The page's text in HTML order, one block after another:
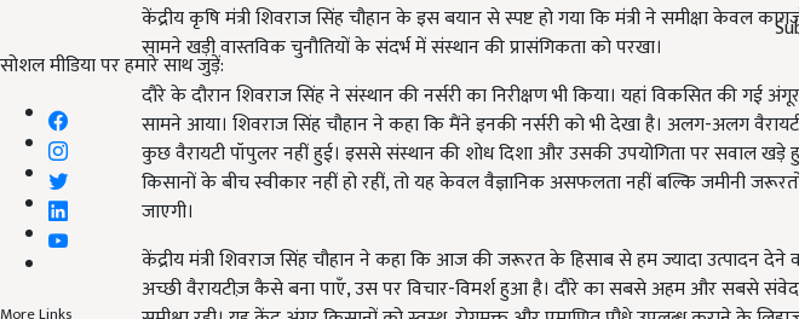
सोशल मीडिया पर हमारे साथ जुड़ें:
केंद्रीय कृषि मंत्री शिवराज सिंह चौहान के इस बयान से स्पष्ट हो गया कि मंत्री ने समीक्षा केवल
सामने खड़ी वास्तविक चुनौतियों के संदर्भ में संस्थान की प्रासंगिकता को परखा।
दौरे के दौरान शिवराज सिंह ने संस्थान की नर्सरी का निरीक्षण भी किया। यहां विकसित की गई
सामने आया। शिवराज सिंह चौहान ने कहा कि मैंने इनकी नर्सरी को भी देखा है। अलग-अलग
कुछ वैरायटी पॉपुलर नहीं हुई। इससे संस्थान की शोध दिशा और उसकी उपयोगिता पर सवाल खड़े
किसानों के बीच स्वीकार नहीं हो रहीं, तो यह केवल वैज्ञानिक असफलता नहीं बल्कि जमीनी
जाएगी।
केंद्रीय मंत्री शिवराज सिंह चौहान ने कहा कि आज की जरूरत के हिसाब से हम ज्यादा उत्पादन देने
अच्छी वैरायटीज़ कैसे बना पाएँ, उस पर विचार-विमर्श हुआ है। दौरे का सबसे अहम और सबसे